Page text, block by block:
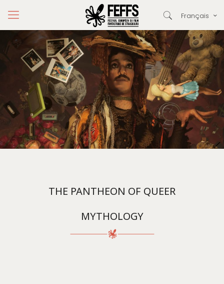
Français
THE PANTHEON OF QUEER
MYTHOLOGY